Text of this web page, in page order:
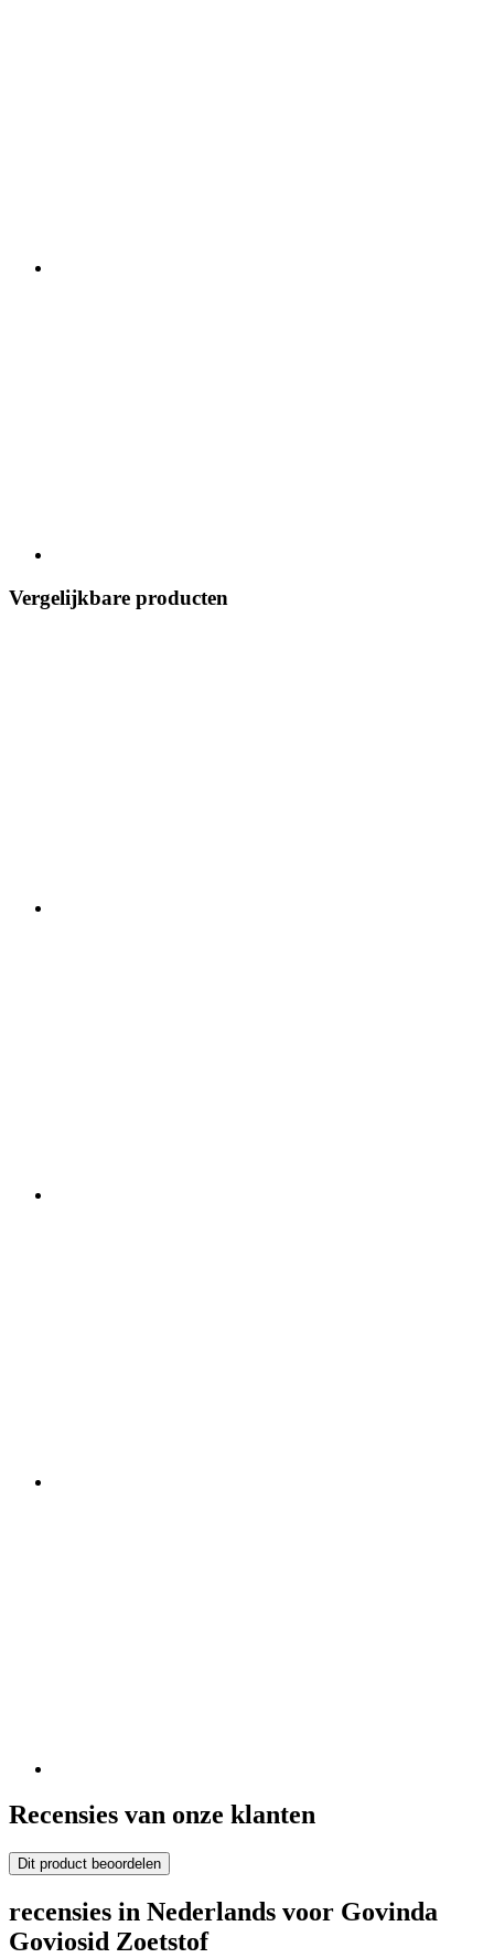
Vergelijkbare producten
Recensies van onze klanten
Dit product beoordelen
recensies in Nederlands voor Govinda
Goviosid Zoetstof